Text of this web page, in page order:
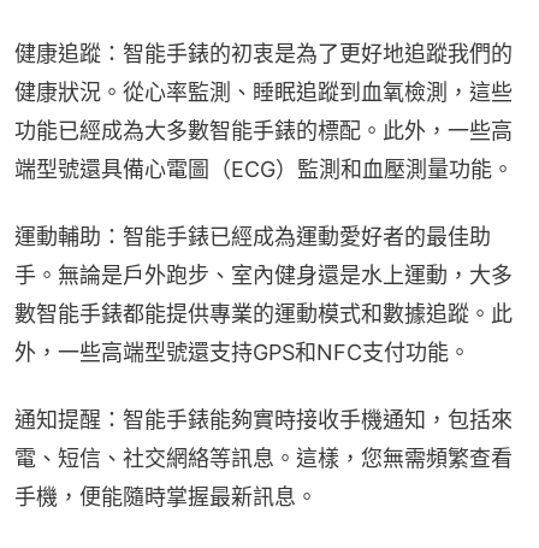
健康追蹤：智能手錶的初衷是為了更好地追蹤我們的
健康狀況。從心率監測、睡眠追蹤到血氧檢測，這些
功能已經成為大多數智能手錶的標配。此外，一些高
端型號還具備心電圖（ECG）監測和血壓測量功能。
運動輔助：智能手錶已經成為運動愛好者的最佳助
手。無論是戶外跑步、室內健身還是水上運動，大多
數智能手錶都能提供專業的運動模式和數據追蹤。此
外，一些高端型號還支持GPS和NFC支付功能。
通知提醒：智能手錶能夠實時接收手機通知，包括來
電、短信、社交網絡等訊息。這樣，您無需頻繁查看
手機，便能隨時掌握最新訊息。